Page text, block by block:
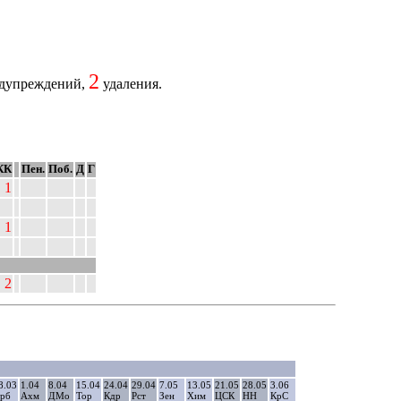
2 удаления.
Пен. Поб. Д Г
1
1
2
1.04
Ахм
8.04
ДМо
15.04
Тор
24.04
Кдр
29.04
Рст
7.05
Зен
13.05
Хим
21.05
ЦСК
28.05
НН
3.06
КрС